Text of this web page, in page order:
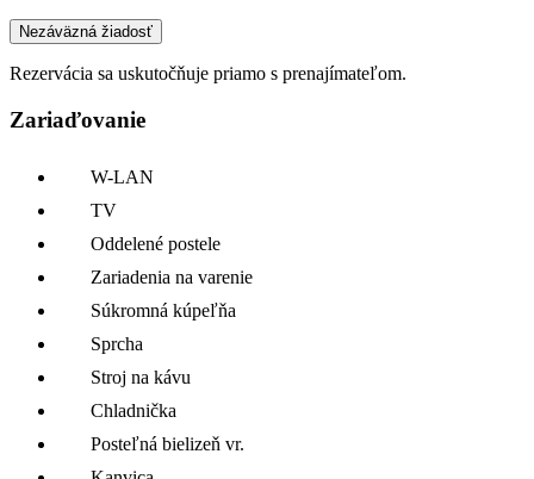
Nezáväzná žiadosť
Rezervácia sa uskutočňuje priamo s prenajímateľom.
Zariaďovanie
W-LAN
TV
Oddelené postele
Zariadenia na varenie
Súkromná kúpeľňa
Sprcha
Stroj na kávu
Chladnička
Posteľná bielizeň vr.